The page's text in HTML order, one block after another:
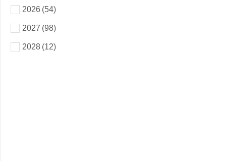
2026 (54)
2027 (98)
2028 (12)